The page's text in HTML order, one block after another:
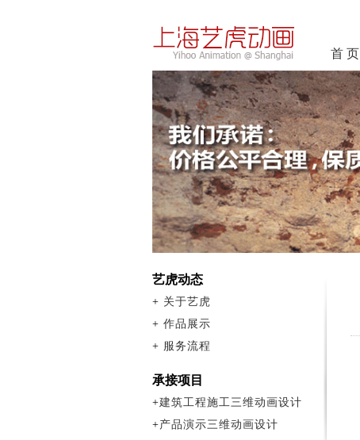
首 页
艺虎动态
+ 关于艺虎
+ 作品展示
+ 服务流程
承接项目
+建筑工程施工三维动画设计
+产品演示三维动画设计